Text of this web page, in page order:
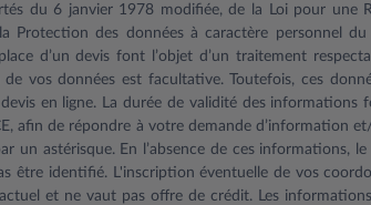
du 6 janvier 1978 modifiée, de la Loi pour une
Protection des données à caractère personnel
d’un devis font l’objet d’un traitement
vos données est facultative. Toutefois, ces
en ligne. La durée de validité des informations
afin de répondre à votre demande d’information
un astérisque. En l’absence de ces informations,
être identifié. L'inscription éventuelle de vos
et ne vaut pas offre de crédit. Les